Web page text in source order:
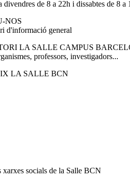
divendres de 8 a 22h i dissabtes de 8 a
NOS
d'informació general
LA SALLE CAMPUS
professors, investigadors...
LA SALLE BCN
xarxes socials de la Salle BCN